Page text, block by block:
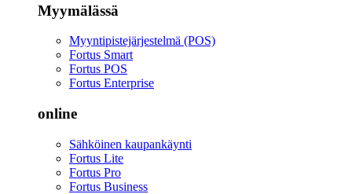
Myymälässä
Myyntipistejärjestelmä (POS)
Fortus Smart
Fortus POS
Fortus Enterprise
online
Sähköinen kaupankäynti
Fortus Lite
Fortus Pro
Fortus Business